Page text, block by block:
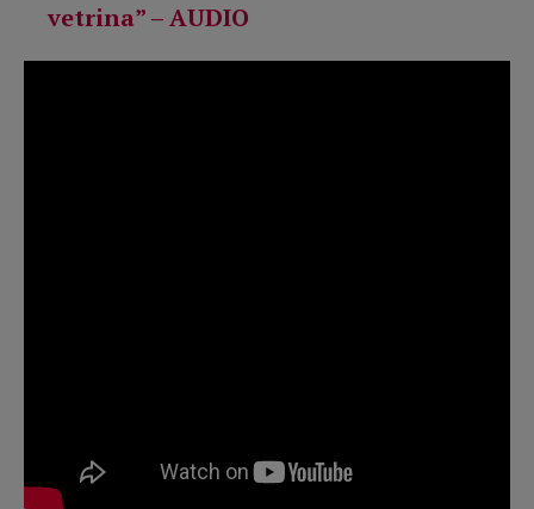
vetrina” – AUDIO